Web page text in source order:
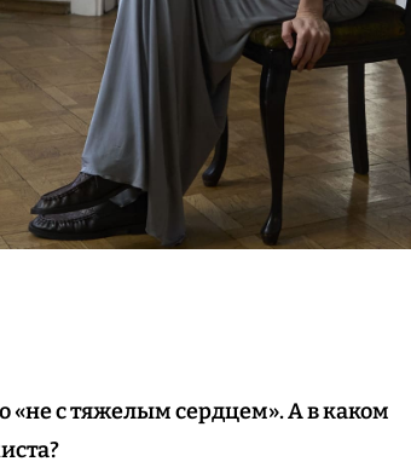
«не с тяжелым сердцем». А в каком